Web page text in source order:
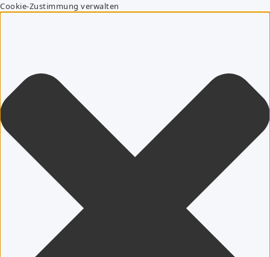
Cookie-Zustimmung verwalten